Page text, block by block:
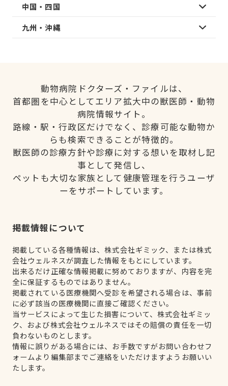
中国・四国
九州・沖縄
動物病院ドクターズ・ファイルは、
首都圏を中心としてエリア拡大中の獣医師・動物
病院情報サイト。
路線・駅・行政区だけでなく、診療可能な動物か
らも検索できることが特徴的。
獣医師の診療方針や診療に対する想いを取材し記
事として発信し、
ペットも大切な家族として健康管理を行うユーザ
ーをサポートしています。
掲載情報について
掲載している各種情報は、株式会社ギミック、または株式
会社ウェルネスが調査した情報をもとにしています。
出来るだけ正確な情報掲載に努めておりますが、内容を完
全に保証するものではありません。
掲載されている医療機関へ受診を希望される場合は、事前
に必ず該当の医療機関に直接ご確認ください。
当サービスによって生じた損害について、株式会社ギミッ
ク、および株式会社ウェルネスではその賠償の責任を一切
負わないものとします。
情報に誤りがある場合には、お手数ですがお問い合わせフ
ォームより編集部までご連絡をいただけますようお願いい
たします。